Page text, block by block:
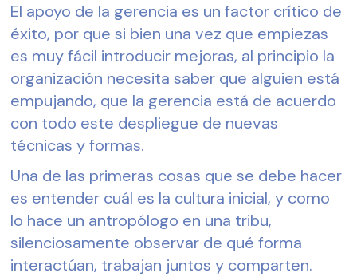
El apoyo de la gerencia es un factor crítico de
éxito, por que si bien una vez que empiezas
es muy fácil introducir mejoras, al principio la
organización necesita saber que alguien está
empujando, que la gerencia está de acuerdo
con todo este despliegue de nuevas
técnicas y formas.
Una de las primeras cosas que se debe hacer
es entender cuál es la cultura inicial, y como
lo hace un antropólogo en una tribu,
silenciosamente observar de qué forma
interactúan, trabajan juntos y comparten.